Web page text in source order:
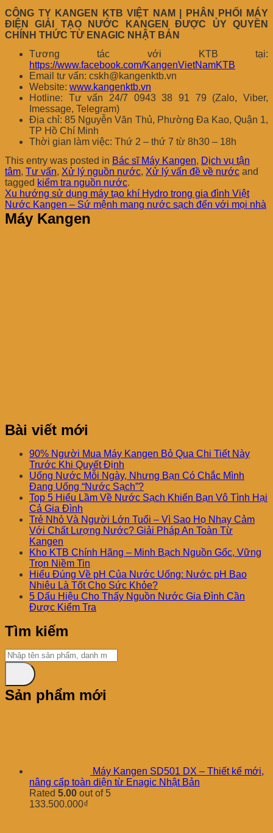
CÔNG TY KANGEN KTB VIỆT NAM | PHÂN PHỐI MÁY
ĐIỆN GIẢI TẠO NƯỚC KANGEN ĐƯỢC ỦY QUYỀN
CHÍNH THỨC TỪ ENAGIC NHẬT BẢN
Tương tác với KTB tại:
https://www.facebook.com/KangenVietNamKTB
Email tư vấn: cskh@kangenktb.vn
Website: www.kangenktb.vn
Hotline: Tư vấn 24/7 0943 38 91 79 (Zalo, Viber,
Imessage, Telegram)
Địa chỉ: 85 Nguyễn Văn Thủ, Phường Đa Kao, Quận 1,
TP Hồ Chí Minh
Thời gian làm việc: Thứ 2 – thứ 7 từ 8h30 – 18h
This entry was posted in Bác sĩ Máy Kangen, Dịch vụ tận
tâm, Tư vấn, Xử lý nguồn nước, Xử lý vấn đề về nước and
tagged kiểm tra nguồn nước.
Xu hướng sử dụng máy tạo khí Hydro trong gia đình Việt
Nước Kangen – Sứ mệnh mang nước sạch đến với mọi nhà
Máy Kangen
Bài viết mới
90% Người Mua Máy Kangen Bỏ Qua Chi Tiết Này
Trước Khi Quyết Định
Uống Nước Mỗi Ngày, Nhưng Bạn Có Chắc Mình
Đang Uống “Nước Sạch”?
Top 5 Hiểu Lầm Về Nước Sạch Khiến Bạn Vô Tình Hại
Cả Gia Đình
Trẻ Nhỏ Và Người Lớn Tuổi – Vì Sao Họ Nhạy Cảm
Với Chất Lượng Nước? Giải Pháp An Toàn Từ
Kangen
Kho KTB Chính Hãng – Minh Bạch Nguồn Gốc, Vững
Trọn Niềm Tin
Hiểu Đúng Về pH Của Nước Uống: Nước pH Bao
Nhiêu Là Tốt Cho Sức Khỏe?
5 Dấu Hiệu Cho Thấy Nguồn Nước Gia Đình Cần
Được Kiểm Tra
Tìm kiếm
Sản phẩm mới
Máy Kangen SD501 DX – Thiết kế mới,
nâng cấp toàn diện từ Enagic Nhật Bản
Rated 5.00 out of 5
133.500.000₫